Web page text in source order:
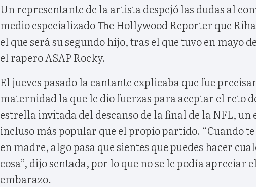
Un representante de la artista despejó las dudas al
medio especializado The Hollywood Reporter que
el que será su segundo hijo, tras el que tuvo en mayo
el rapero ASAP Rocky.
El jueves pasado la cantante explicaba que fue
maternidad la que le dio fuerzas para aceptar el reto
estrella invitada del descanso de la final de la NFL, un
incluso más popular que el propio partido. “Cuando
en madre, algo pasa que sientes que puedes hacer
cosa”, dijo sentada, por lo que no se le podía apreciar el
embarazo.